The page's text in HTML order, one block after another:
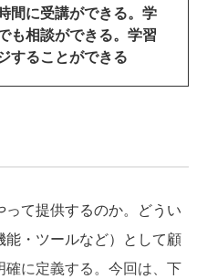
間に受講ができる。学
も相談ができる。学習
することができる
て提供するのか。どうい
・ツールなど）として顧
に定義する。今回は、下